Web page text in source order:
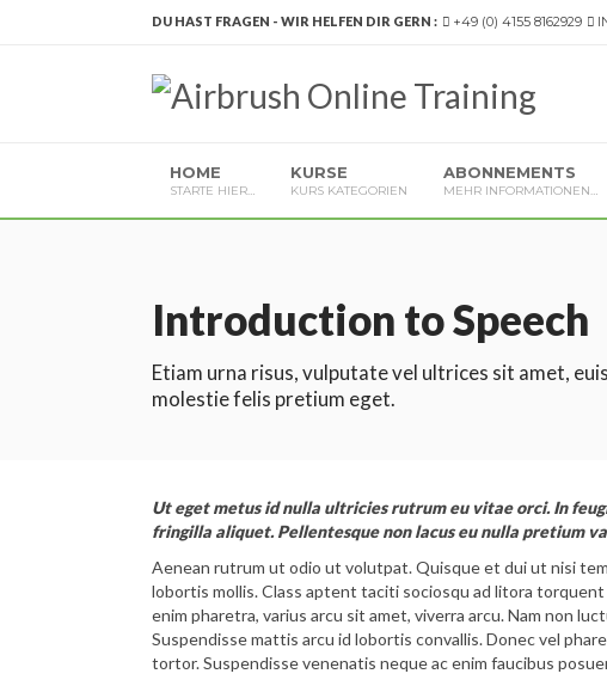
DU HAST FRAGEN - WIR HELFEN DIR GERN : +49 (0) 4155 8162929
HOME
STARTE HIER…
KURSE
KURS KATEGORIEN
ABONNEMENTS
MEHR INFORMATIONEN…
Introduction to Speech
Etiam urna risus, vulputate vel ultrices sit amet,
molestie felis pretium eget.
Ut eget metus id nulla ultricies rutrum eu vitae orci. In
fringilla aliquet. Pellentesque non lacus eu nulla pretium
Aenean rutrum ut odio ut volutpat. Quisque et dui ut nisi
lobortis mollis. Class aptent taciti sociosqu ad litora
enim pharetra, varius arcu sit amet, viverra arcu. Nam non
Suspendisse mattis arcu id lobortis convallis. Donec vel
tortor. Suspendisse venenatis neque ac enim faucibus